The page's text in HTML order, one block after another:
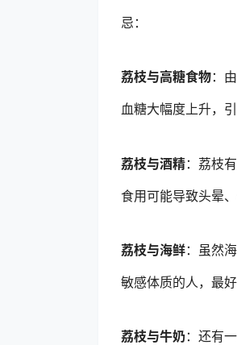
忌：
荔枝与高糖食物：
血糖大幅度上升，
荔枝与酒精：荔枝
食用可能导致头晕
荔枝与海鲜：虽然
敏感体质的人，最
荔枝与牛奶：还有